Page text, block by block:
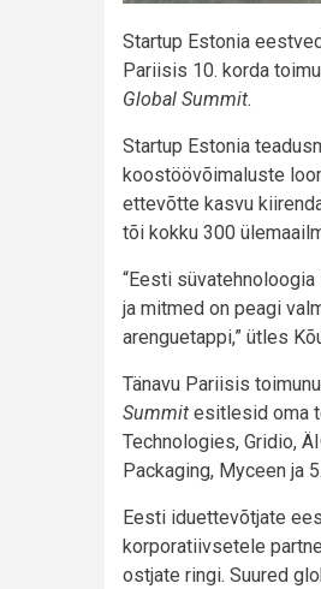
Startup Estonia
Pariisis 10. korda
Global Summit.
Startup Estonia
koostöövõimaluste
ettevõtte kasvu
tõi kokku 300
“Eesti
ja mitmed on peagi
arenguetappi,” ütles
Tänavu Pariisis
Summit esitlesid oma
Technologies, Gridio,
Packaging, Myceen ja
Eesti iduettevõtjate
korporatiivsetele
ostjate ringi. Suured